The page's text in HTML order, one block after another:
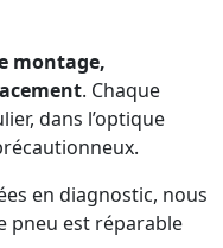
montage,
. Chaque
dans l’optique
en diagnostic, nous
pneu est réparable